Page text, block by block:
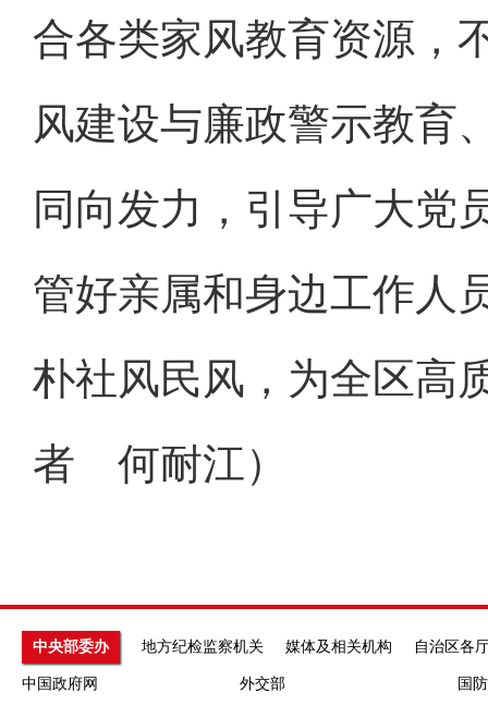
合各类家风教育资源，
风建设与廉政警示教育
同向发力，引导广大党
管好亲属和身边工作人
朴社风民风，为全区高
者 何耐江）
中央部委办 地方纪检监察机关 媒体及相关机构 自治区各
中国政府网 外交部
国